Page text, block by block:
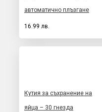
автоматично плъзгане
16.99 лв.
Кутия за съхранение на
яйца – 30 гнезда